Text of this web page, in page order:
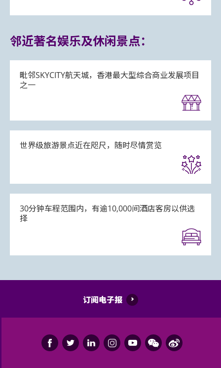
邻近著名娱乐及休闲景点：
毗邻SKYCITY航天城，香港最大型综合商业发展项目
之一
世界级旅游景点近在咫尺，随时尽情赏览
30分钟车程范围内，有逾10,000间酒店客房以供选
择
订阅电子报